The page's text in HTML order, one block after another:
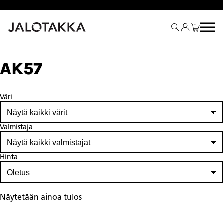
AK57
Väri
Valmistaja
Hinta
Näytetään ainoa tulos